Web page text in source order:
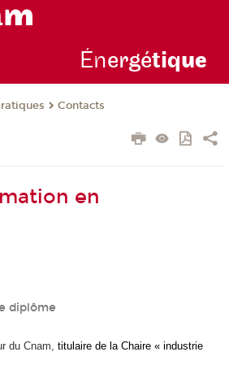
Énergétique
Contacts
en
diplôme
du Cnam, titulaire de la Chaire « industrie